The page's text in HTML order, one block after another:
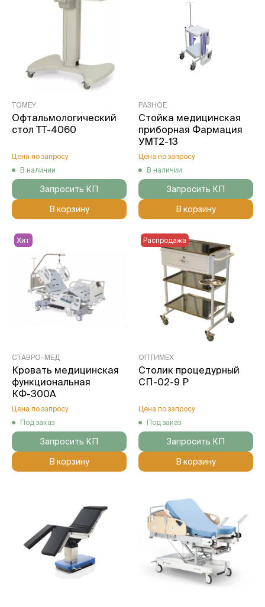
TOMEY
Офтальмологический
стол TT-4060
Цена по запросу
В наличии
Запросить КП
В корзину
РАЗНОЕ
Стойка медицинская
приборная Фармация
УМТ2-13
Цена по запросу
В наличии
Запросить КП
В корзину
СТАВРО-МЕД
Кровать медицинская
функциональная
КФ-300A
Цена по запросу
Под заказ
Хит
Запросить КП
В корзину
ОПТИМЕХ
Столик процедурный
СП-02-9 Р
Цена по запросу
Под заказ
Распродажа
Запросить КП
В корзину